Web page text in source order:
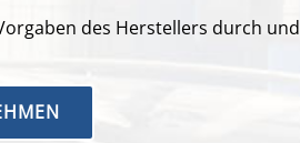
des Herstellers durch und